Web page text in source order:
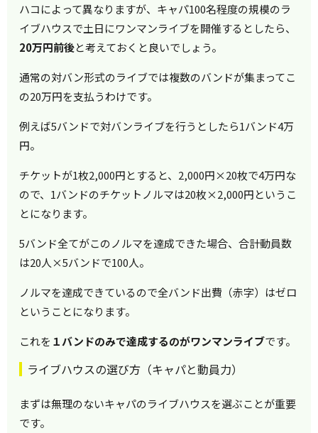
ハコによって異なりますが、キャパ100名程度の規模のラ
イブハウスで土日にワンマンライブを開催するとしたら、
20万円前後と考えておくと良いでしょう。
通常の対バン形式のライブでは複数のバンドが集まってこ
の20万円を支払うわけです。
例えば5バンドで対バンライブを行うとしたら1バンド4万
円。
チケットが1枚2,000円とすると、2,000円×20枚で4万円な
ので、1バンドのチケットノルマは20枚×2,000円というこ
とになります。
5バンド全てがこのノルマを達成できた場合、合計動員数
は20人×5バンドで100人。
ノルマを達成できているので全バンド出費（赤字）はゼロ
ということになります。
これを １バンドのみで達成するのがワンマンライブです。
ライブハウスの選び方（キャパと動員力）
まずは無理のないキャパのライブハウスを選ぶことが重要
です。